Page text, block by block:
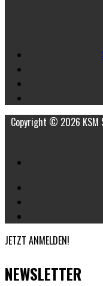
Copyright © 2026 KSM
JETZT ANMELDEN!
NEWSLETTER